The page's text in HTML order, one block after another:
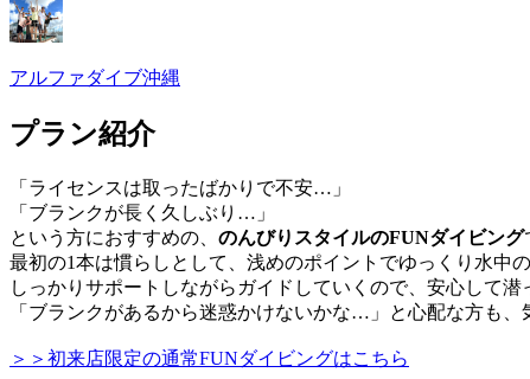
アルファダイブ沖縄
プラン紹介
「ライセンスは取ったばかりで不安…」
「ブランクが長く久しぶり…」
という方におすすめの、 のんびりスタイルのFUNダイビング
最初の1本は慣らしとして、浅めのポイントでゆっくり水中
しっかりサポートしながらガイドしていくので、安心して潜
「ブランクがあるから迷惑かけないかな…」と心配な方も、
＞＞初来店限定の通常FUNダイビングはこちら